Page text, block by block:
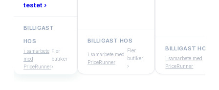
testet ›
BILLIGAST
HOS
i samarbete
med
PriceRunner
Fler
butiker
›
BILLIGAST HOS
i samarbete med
PriceRunner
Fler
butiker
›
BILLIGAST HOS
i samarbete med
PriceRunner